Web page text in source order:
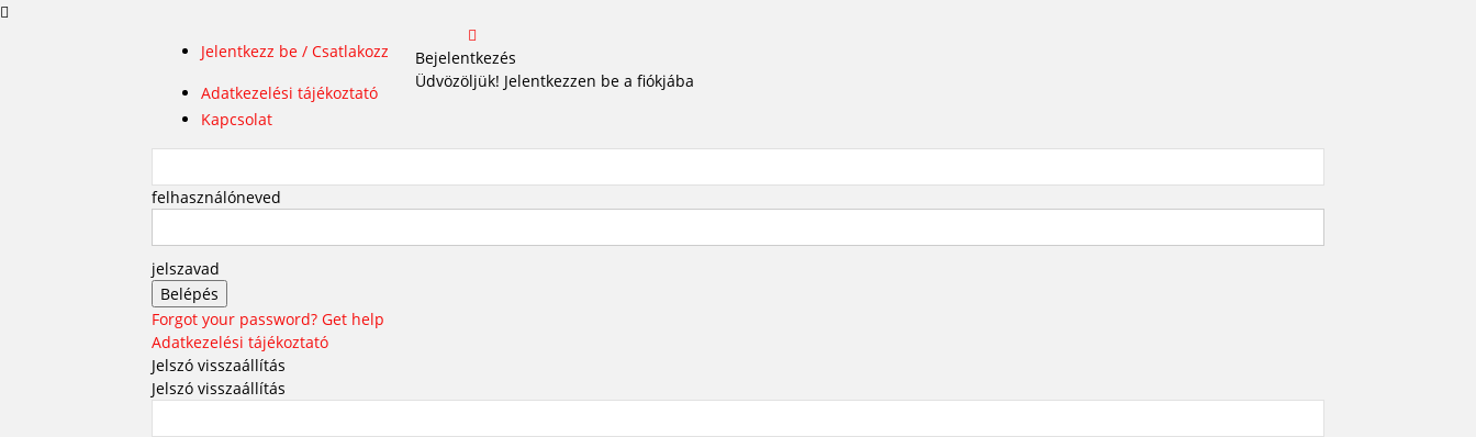
Jelentkezz be / Csatlakozz
Adatkezelési tájékoztató
Kapcsolat
Bejelentkezés
Üdvözöljük! Jelentkezzen be a fiókjába
felhasználóneved
jelszavad
Forgot your password? Get help
Adatkezelési tájékoztató
Jelszó visszaállítás
Jelszó visszaállítás